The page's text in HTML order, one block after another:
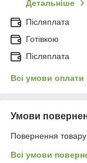
Детальніше
Післяплата
Готівкою
Післяплата
Всі умови оплати
Умови
Повернення
Всі умови